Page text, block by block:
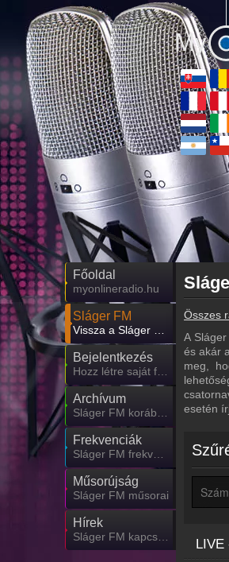
Főoldal
myonlineradio.hu
Sláger FM
Vissza a Sláger FM oldalára
Bejelentkezés
Hozz létre saját fiókot!
Archívum
Sláger FM korábbi adásai
Frekvenciák
Sláger FM frekvencia
Műsorújság
Sláger FM műsorai
Hírek
Sláger FM kapcsolatos hírek
Összes
A
és akár
meg,
esetén